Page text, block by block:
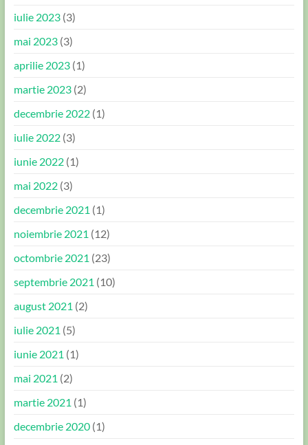
iulie 2023(3)
mai 2023(3)
aprilie 2023(1)
martie 2023(2)
decembrie 2022(1)
iulie 2022(3)
iunie 2022(1)
mai 2022(3)
decembrie 2021 (1)
noiembrie 2021 (12)
octombrie 2021 (23)
septembrie 2021 (10)
august 2021 (2)
iulie 2021 (5)
iunie 2021 (1)
mai 2021 (2)
martie 2021 (1)
decembrie 2020(1)